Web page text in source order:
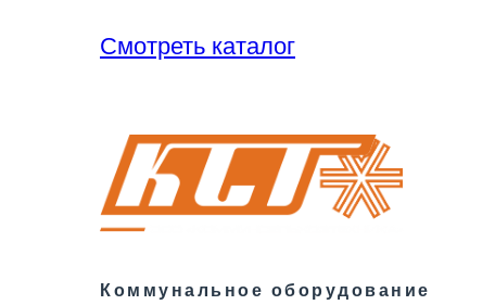
Смотреть каталог
Коммунальное оборудование